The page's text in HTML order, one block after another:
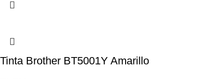
Tinta Brother BT5001Y Amarillo